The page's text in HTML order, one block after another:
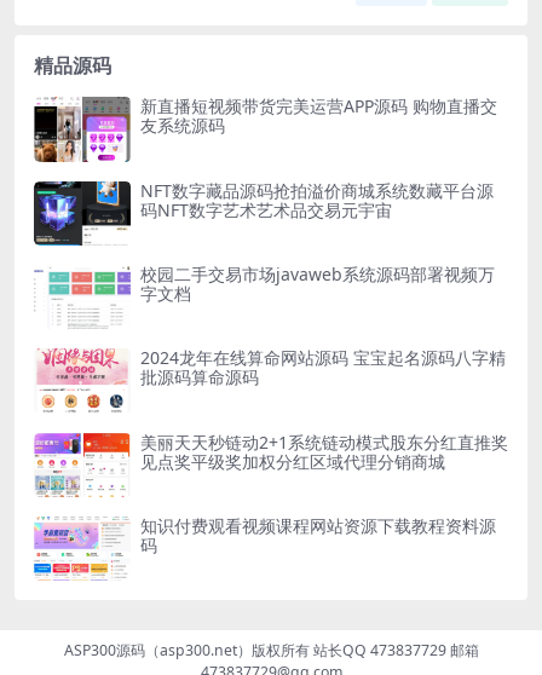
精品源码
新直播短视频带货完美运营APP源码 购物直播交
友系统源码
NFT数字藏品源码抢拍溢价商城系统数藏平台源
码NFT数字艺术艺术品交易元宇宙
校园二手交易市场javaweb系统源码部署视频万
字文档
2024龙年在线算命网站源码 宝宝起名源码八字精
批源码算命源码
美丽天天秒链动2+1系统链动模式股东分红直推奖
见点奖平级奖加权分红区域代理分销商城
知识付费观看视频课程网站资源下载教程资料源
码
ASP300源码（asp300.net）版权所有 站长QQ 473837729 邮箱